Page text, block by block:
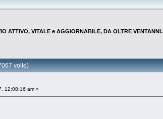
ATTIVO, VITALE e AGGIORNABILE, DA OLTRE VENTANNI.
volte)
12:08:16 am »